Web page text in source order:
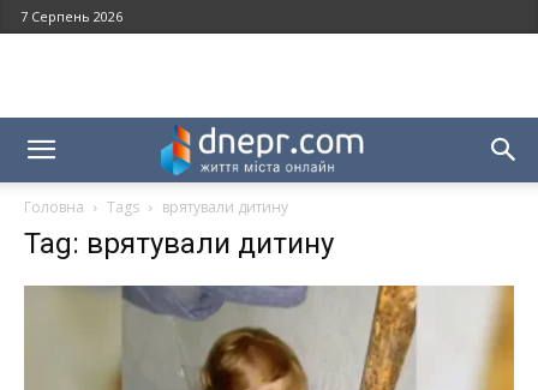
7 Серпень 2026
Головна Tags врятували дитину
Tag: врятували дитину